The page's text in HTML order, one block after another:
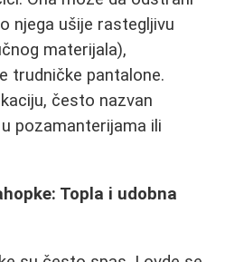
njega ušije rastegljivu
materijala),
trudničke pantalone.
često nazvan
pozamanterijama ili
Topla i udobna